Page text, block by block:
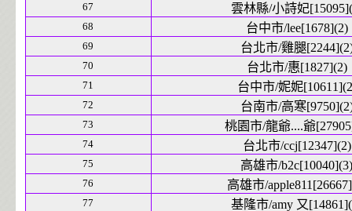
67 雲林縣/小詩妃
68 台中市/lee[1678](2)
69 台北市/雞腿
70 台北市/惠[1827](2)
71 台中市/妮妮
72 台南市/高寒
73 桃園市/龍爺....爺
74 台北市/ccj[12347](2)
75 高雄市/b2c[10040](3)
76 高雄市/
77 基隆市/amy 又